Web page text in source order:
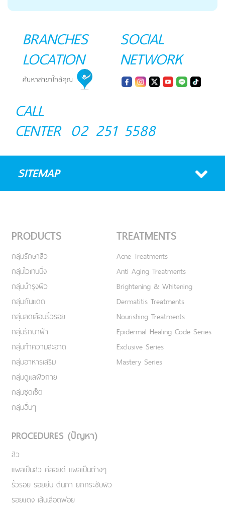
BRANCHES
LOCATION
SOCIAL
NETWORK
CALL
CENTER 02 251 5588
SITEMAP
PRODUCTS
กลุ่มรักษาสิว
กลุ่มไวเทนนิ่ง
กลุ่มบำรุงผิว
กลุ่มกันแดด
กลุ่มลดเลือนริ้วรอย
กลุ่มรักษาฝ้า
กลุ่มทำความสะอาด
กลุ่มอาหารเสริม
กลุ่มดูแลผิวกาย
กลุ่มชุดเซ็ต
กลุ่มอื่นๆ
TREATMENTS
Acne Treatments
Anti Aging Treatments
Brightening & Whitening
Dermatitis Treatments
Nourishing Treatments
Epidermal Healing Code Series
Exclusive Series
Mastery Series
PROCEDURES (ปัญหา)
สิว
แผลเป็นสิว คีลอยด์ แผลเป็นต่างๆ
ริ้วรอย รอยย่น ตีนกา ยกกระชับผิว
รอยแดง เส้นเลือดฟอย